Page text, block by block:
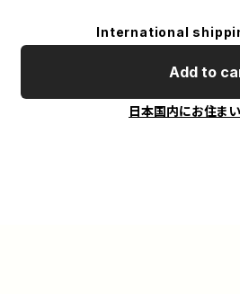
International
Add to
日本国内にお住ま